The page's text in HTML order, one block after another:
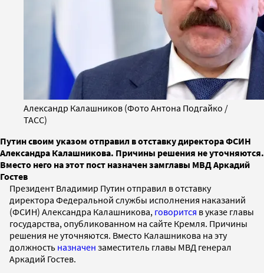
Александр Калашников (Фото Антона Подгайко /
ТАСС)
Путин своим указом отправил в отставку директора ФСИН
Александра Калашникова. Причины решения не уточняются.
Вместо него на этот пост назначен замглавы МВД Аркадий
Гостев
Президент Владимир Путин отправил в отставку
директора Федеральной службы исполнения наказаний
(ФСИН) Александра Калашникова, говорится в указе главы
государства, опубликованном на сайте Кремля. Причины
решения не уточняются. Вместо Калашникова на эту
должность назначен заместитель главы МВД генерал
Аркадий Гостев.